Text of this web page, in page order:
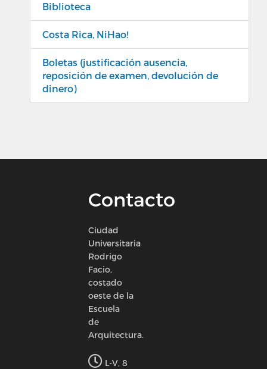
Biblioteca
Costa Rica, NiHao!
Boletas (justificación ausencia,
reposición de examen, devolución de
dinero)
Contacto
Ciudad
Universitaria
Rodrigo
Facio,
costado
oeste de la
Escuela
de
Arquitectura.
L-V, 8